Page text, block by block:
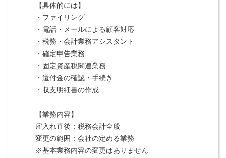
【具体的には】
・ファイリング
・電話・メールによる顧客対応
・税務・会計業務アシスタント
・確定申告業務
・固定資産税関連業務
・還付金の確認・手続き
・収支明細書の作成
【業務内容】
雇入れ直後：税務会計全般
変更の範囲：会社の定める業務
※基本業務内容の変更はありません